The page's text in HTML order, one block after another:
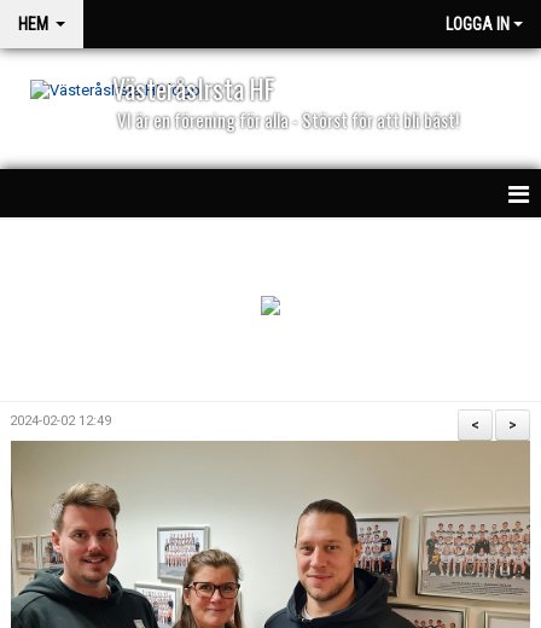
HEM LOGGA IN
VästeråsIrsta HF
VI är en förening för alla - Störst för att bli bäst!
>
<
2024-02-02 12:49